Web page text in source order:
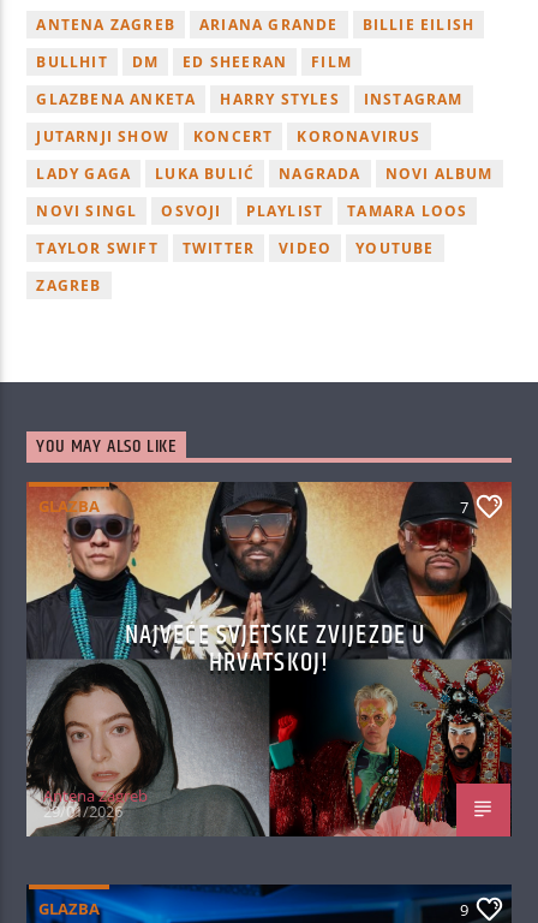
ANTENA ZAGREB ARIANA GRANDE
BILLIE EILISH
BULLHIT
DM ED SHEERAN
FILM
GLAZBENA ANKETA
HARRY STYLES
INSTAGRAM
JUTARNJI SHOW
KONCERT
KORONAVIRUS
LADY GAGA
LUKA BULIĆ NAGRADA
NOVI ALBUM
NOVI SINGL
OSVOJI PLAYLIST
TAMARA LOOS
TAYLOR SWIFT
TWITTER VIDEO
YOUTUBE
ZAGREB
YOU MAY ALSO LIKE
GLAZBA 7
NAJVEĆE SVJETSKE ZVIJEZDE U
HRVATSKOJ!
Antena Zagreb
29/01/2026
GLAZBA 9